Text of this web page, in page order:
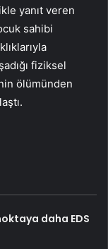
yanıt veren
sahibi
fiziksel
ölümünden
daha EDS